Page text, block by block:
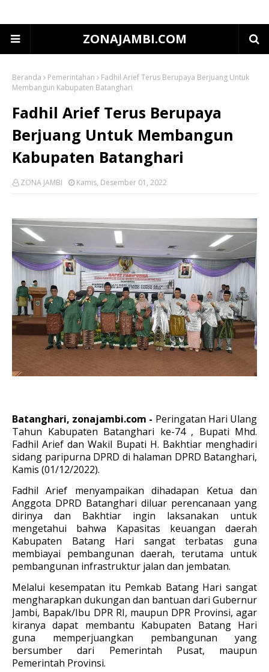
ZONAJAMBI.COM
Beranda Pemerintahan
Fadhil Arief Terus Berupaya Berjuang Untuk
Membangun Kabupaten Batanghari
Fadhil Arief Terus Berupaya
Berjuang Untuk Membangun
Kabupaten Batanghari
ZONA JAMBI Kamis, Desember 01, 2022
Batanghari, zonajambi.com - Peringatan Hari Ulang
Tahun Kabupaten Batanghari ke-74 , Bupati Mhd.
Fadhil Arief dan Wakil Bupati H. Bakhtiar menghadiri
sidang paripurna DPRD di halaman DPRD Batanghari,
Kamis (01/12/2022).
Fadhil Arief menyampaikan dihadapan Ketua dan
Anggota DPRD Batanghari diluar perencanaan yang
dirinya dan Bakhtiar ingin laksanakan untuk
mengetahui bahwa Kapasitas keuangan daerah
Kabupaten Batang Hari sangat terbatas guna
membiayai pembangunan daerah, terutama untuk
pembangunan infrastruktur jalan dan jembatan.
Melalui kesempatan itu Pemkab Batang Hari sangat
mengharapkan dukungan dan bantuan dari Gubernur
Jambi, Bapak/Ibu DPR RI, maupun DPR Provinsi, agar
kiranya dapat membantu Kabupaten Batang Hari
guna memperjuangkan pembangunan yang
bersumber dari Pemerintah Pusat, maupun
Pemerintah Provinsi.